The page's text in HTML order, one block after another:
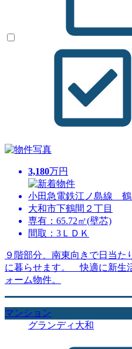
3,180万円
小田急電鉄江ノ島線 鶴
大和市下鶴間２丁目
専有：65.72㎡(壁芯)
間取：3ＬＤＫ
９階部分、南東向きで日当
に暮らせます。 快適に新生
ォーム物件。
マンション
グランディ大和